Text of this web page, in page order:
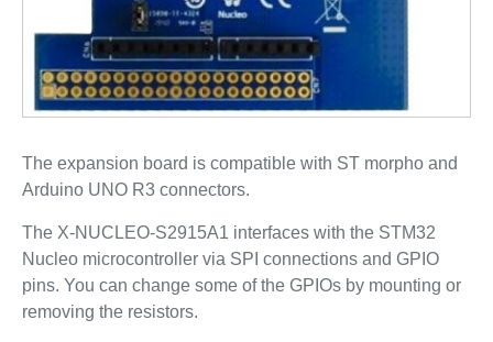
The expansion board is compatible with ST morpho and
Arduino UNO R3 connectors.
The X-NUCLEO-S2915A1 interfaces with the STM32
Nucleo microcontroller via SPI connections and GPIO
pins. You can change some of the GPIOs by mounting or
removing the resistors.